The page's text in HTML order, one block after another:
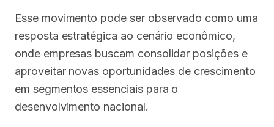
Esse movimento pode ser observado como uma
resposta estratégica ao cenário econômico,
onde empresas buscam consolidar posições e
aproveitar novas oportunidades de crescimento
em segmentos essenciais para o
desenvolvimento nacional.